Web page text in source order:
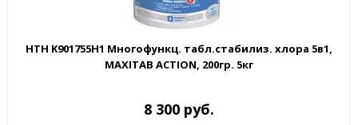
HTH K901755H1 Многофункц. табл.стабилиз. хлора 5в1,
MAXITAB ACTION, 200гр. 5кг
8 300 руб.